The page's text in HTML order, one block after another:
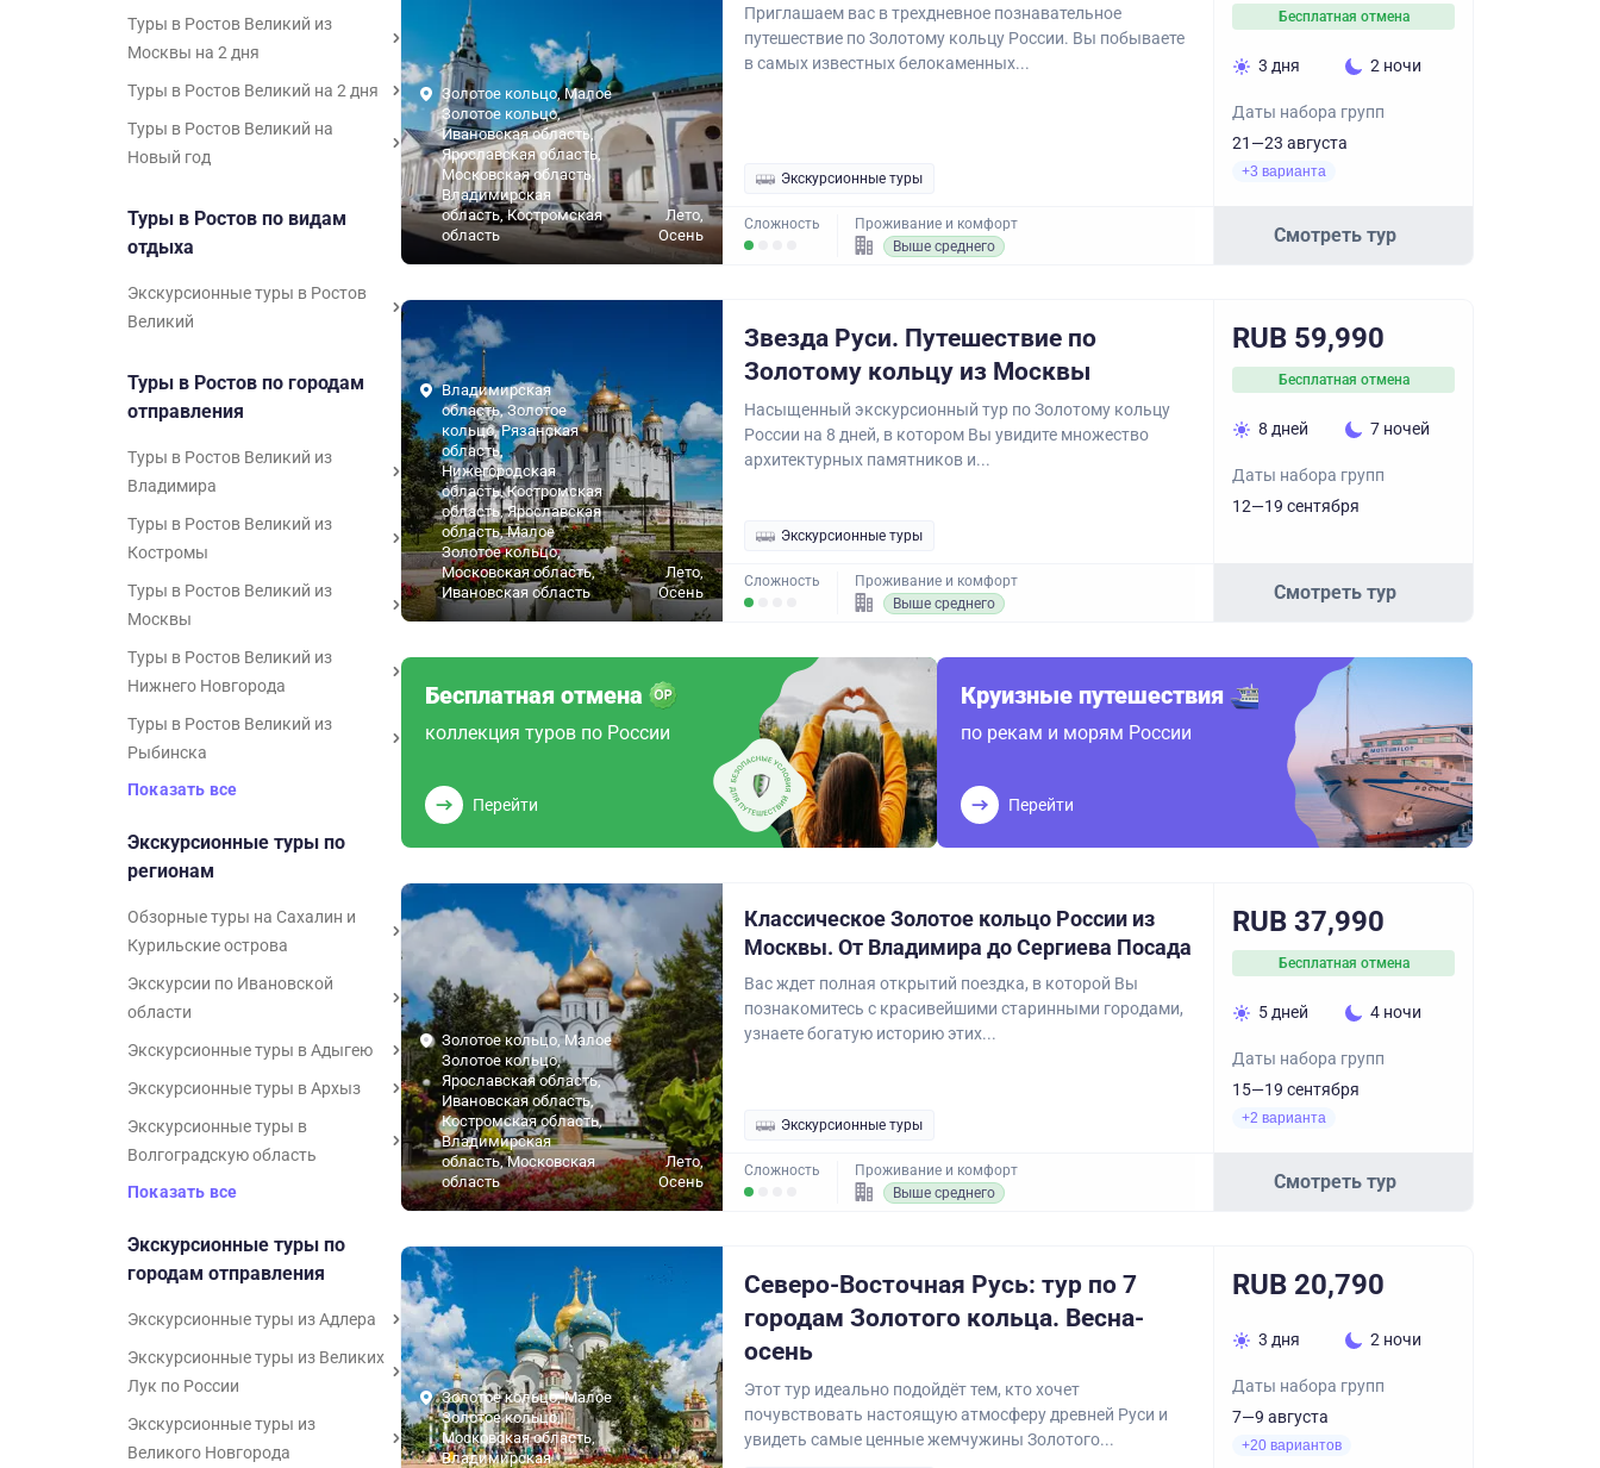
Туры в Ростов Великий из
Москвы на 2 дня
Туры в Ростов Великий на 2 дня
Туры в Ростов Великий на
Новый год
Туры в Ростов по видам
отдыха
Экскурсионные туры в Ростов
Великий
Туры в Ростов по городам
отправления
Туры в Ростов Великий из
Владимира
Туры в Ростов Великий из
Костромы
Туры в Ростов Великий из
Москвы
Туры в Ростов Великий из
Нижнего Новгорода
Туры в Ростов Великий из
Рыбинска
Показать все
Экскурсионные туры по
регионам
Обзорные туры на Сахалин и
Курильские острова
Экскурсии по Ивановской
области
Экскурсионные туры в Адыгею
Экскурсионные туры в Архыз
Экскурсионные туры в
Волгоградскую область
Показать все
Экскурсионные туры по
городам отправления
Экскурсионные туры из Адлера
Экскурсионные туры из Великих
Лук по России
Экскурсионные туры из
Великого Новгорода
Золотое кольцо, Малое
Золотое кольцо,
Ивановская область,
Ярославская область,
Московская область,
Владимирская
область, Костромская
область
Лето,
Осень
Приглашаем вас в трехдневное познавательное
путешествие по Золотому кольцу России. Вы побываете
в самых известных белокаменных...
Экскурсионные туры
Сложность
Проживание и комфорт
Выше среднего
Бесплатная отмена
3 дня 2 ночи
Даты набора групп
21—23 августа
+3 варианта
Смотреть тур
Владимирская
область, Золотое
кольцо, Рязанская
область,
Нижегородская
область, Костромская
область, Ярославская
область, Малое
Золотое кольцо,
Московская область,
Ивановская область
Лето,
Осень
Звезда Руси. Путешествие по
Золотому кольцу из Москвы
Насыщенный экскурсионный тур по Золотому кольцу
России на 8 дней, в котором Вы увидите множество
архитектурных памятников и...
Экскурсионные туры
Сложность
Проживание и комфорт
Выше среднего
RUB 59,990
Бесплатная отмена
8 дней 7 ночей
Даты набора групп
12—19 сентября
Смотреть тур
Бесплатная отмена
коллекция туров по России
Перейти
Круизные путешествия
по рекам и морям России
Перейти
Золотое кольцо, Малое
Золотое кольцо,
Ярославская область,
Ивановская область,
Костромская область,
Владимирская
область, Московская
область
Лето,
Осень
Классическое Золотое кольцо России из
Москвы. От Владимира до Сергиева Посада
Вас ждет полная открытий поездка, в которой Вы
познакомитесь с красивейшими старинными городами,
узнаете богатую историю этих...
Экскурсионные туры
Сложность
Проживание и комфорт
Выше среднего
RUB 37,990
Бесплатная отмена
5 дней 4 ночи
Даты набора групп
15—19 сентября
+2 варианта
Смотреть тур
Золотое кольцо, Малое
Золотое кольцо,
Московская область,
Владимирская
Северо-Восточная Русь: тур по 7
городам Золотого кольца. Весна-
осень
Этот тур идеально подойдёт тем, кто хочет
почувствовать настоящую атмосферу древней Руси и
увидеть самые ценные жемчужины Золотого...
RUB 20,790
3 дня 2 ночи
Даты набора групп
7—9 августа
+20 вариантов